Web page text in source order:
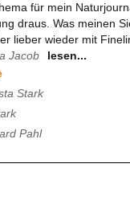
für mein
draus. Was meinen
lieber wieder mit
Jacob
lesen...
Stark
Pahl